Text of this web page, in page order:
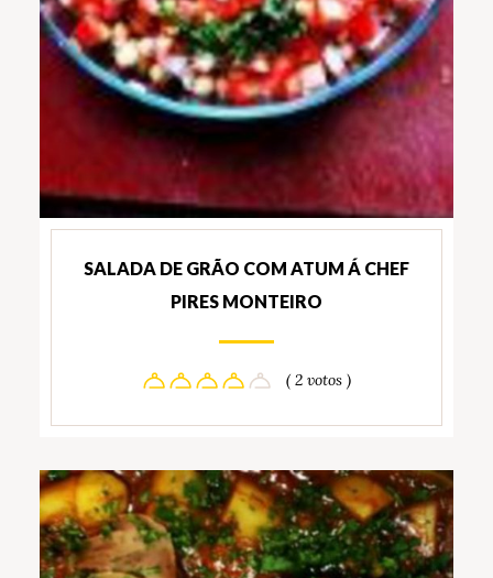
SALADA DE GRÃO COM ATUM Á CHEF
PIRES MONTEIRO
( 2 votos )